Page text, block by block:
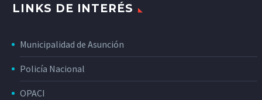
LINKS DE INTERÉS
Municipalidad de Asunción
Policía Nacional
OPACI